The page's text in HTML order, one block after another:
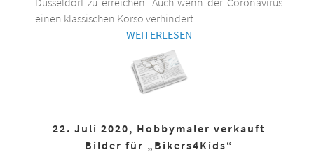
einen klassischen Korso verhindert.
WEITERLESEN
22. Juli 2020, Hobbymaler verkauft
Bilder für „Bikers4Kids“